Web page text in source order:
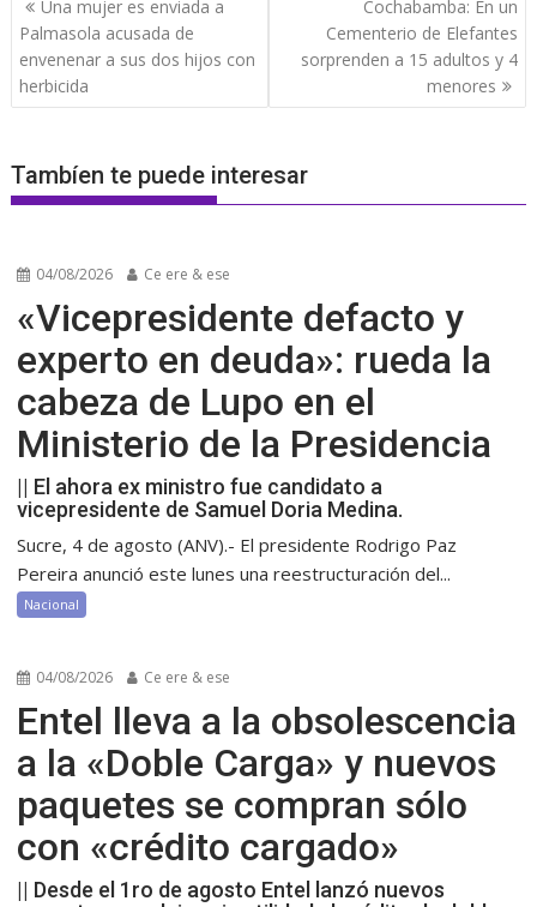
de
entradas
Una mujer es enviada a
Palmasola acusada de
envenenar a sus dos hijos con
herbicida
Cochabamba: En un
Cementerio de Elefantes
sorprenden a 15 adultos y 4
menores
Tambíen te puede interesar
04/08/2026 Ce ere & ese
«Vicepresidente defacto y
experto en deuda»: rueda la
cabeza de Lupo en el
Ministerio de la Presidencia
|| El ahora ex ministro fue candidato a
vicepresidente de Samuel Doria Medina.
Sucre, 4 de agosto (ANV).- El presidente Rodrigo Paz
Pereira anunció este lunes una reestructuración del...
Nacional
04/08/2026 Ce ere & ese
Entel lleva a la obsolescencia
a la «Doble Carga» y nuevos
paquetes se compran sólo
con «crédito cargado»
|| Desde el 1ro de agosto Entel lanzó nuevos